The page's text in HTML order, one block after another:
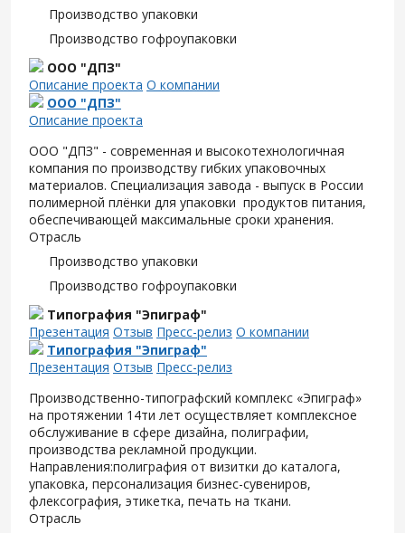
Производство упаковки
Производство гофроупаковки
ООО "ДПЗ"
Описание проекта О компании
ООО "ДПЗ"
Описание проекта
ООО "ДПЗ" - современная и высокотехнологичная
компания по производству гибких упаковочных
материалов. Специализация завода - выпуск в России
полимерной плёнки для упаковки продуктов питания,
обеспечивающей максимальные сроки хранения.
Отрасль
Производство упаковки
Производство гофроупаковки
Типография "Эпиграф"
Презентация Отзыв Пресс-релиз О компании
Типография "Эпиграф"
Презентация Отзыв Пресс-релиз
Производственно-типографский комплекс «Эпиграф»
на протяжении 14ти лет осуществляет комплексное
обслуживание в сфере дизайна, полиграфии,
производства рекламной продукции.
Направления:полиграфия от визитки до каталога,
упаковка, персонализация бизнес-сувениров,
флексография, этикетка, печать на ткани.
Отрасль